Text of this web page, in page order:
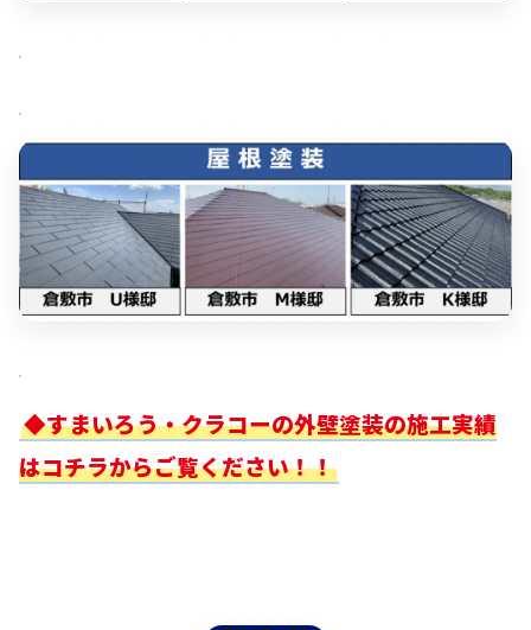
◆すまいろう・クラコーの外壁塗装の施工実績
はコチラからご覧ください！！